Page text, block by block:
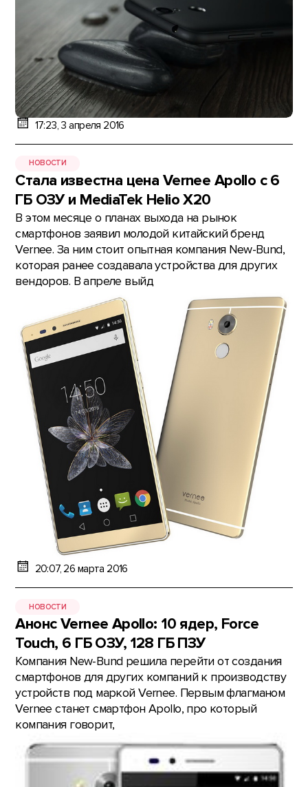
17:23, 3 апреля 2016
НОВОСТИ
Стала известна цена Vernee Apollo с 6
ГБ ОЗУ и MediaTek Helio X20
В этом месяце о планах выхода на рынок
смартфонов заявил молодой китайский бренд
Vernee. За ним стоит опытная компания New-Bund,
которая ранее создавала устройства для других
вендоров. В апреле выйд
20:07, 26 марта 2016
НОВОСТИ
Анонс Vernee Apollo: 10 ядер, Force
Touch, 6 ГБ ОЗУ, 128 ГБ ПЗУ
Компания New-Bund решила перейти от создания
смартфонов для других компаний к производству
устройств под маркой Vernee. Первым флагманом
Vernee станет смартфон Apollo, про который
компания говорит,